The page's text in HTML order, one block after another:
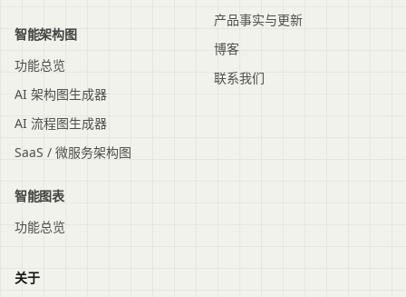
智能架构图
功能总览
AI 架构图生成器
AI 流程图生成器
SaaS / 微服务架构图
智能图表
功能总览
产品事实与更新
博客
联系我们
关于